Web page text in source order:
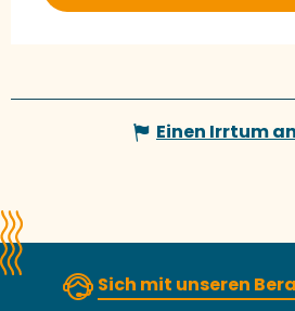
Einen Irrtum
Sich mit unseren